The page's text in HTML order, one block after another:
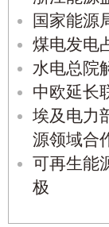
国家能源
煤电发电
水电总院
中欧延长
埃及电力
源领域合
可再生能
极